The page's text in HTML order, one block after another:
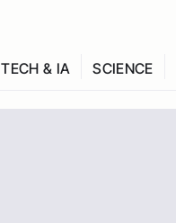
TECH & IA SCIENCE